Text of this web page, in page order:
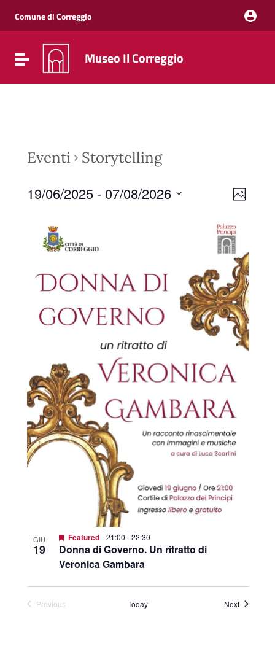
Vai al menu di navigazione
Vai al footer
Comune di Correggio
Attiva / disattiva la navigazione
Museo Il Correggio
Eventi
Storytelling
Viste
Viste
Photo
19/06/2025 - 07/08/2026
GIU
19
Featured 21:00 -22:30
Donna di Governo. Un ritratto di
Veronica Gambara
Previous
Today NextEventi